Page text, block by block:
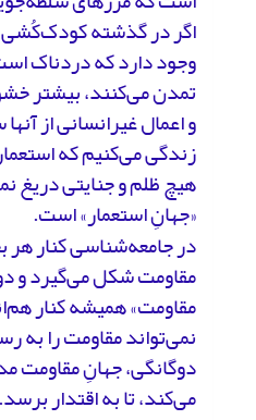
اگر در گذشته
وجود دارد که دردناک
تمدن می‌کنند، بیشتر
و اعمال غیرانسانی از
زندگی می‌کنیم که
هیچ ظلم و جنایتی دریغ
«جهانِ استعمار» است.
در جامعه‌شناسی کنار
مقاومت شکل می‌گیرد و
مقاومت» همیشه کنار
نمی‌تواند مقاومت را
دوگانگی، جهانِ مقاومت
می‌کند، تا به اقتدار برسد.